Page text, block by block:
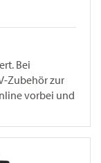
Bei
Zubehör zur
vorbei und